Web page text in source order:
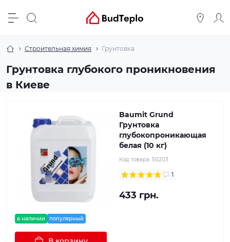
Строительная химия Грунтовка
Грунтовка глубокого проникновения
в Киеве
в наличии популярный
Baumit Grund
Грунтовка
глубокопроникающая
белая (10 кг)
Код товара: 50203
1
433 грн.